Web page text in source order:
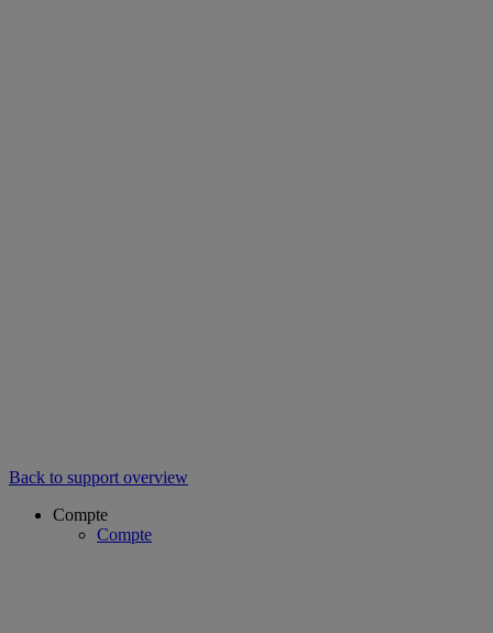
Back to support overview
Compte
Compte